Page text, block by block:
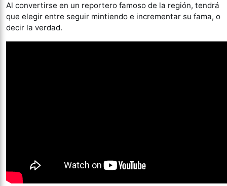
Al convertirse en un reportero famoso de la región, tendrá
que elegir entre seguir mintiendo e incrementar su fama, o
decir la verdad.